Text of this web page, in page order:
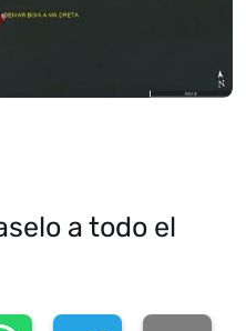
a todo el